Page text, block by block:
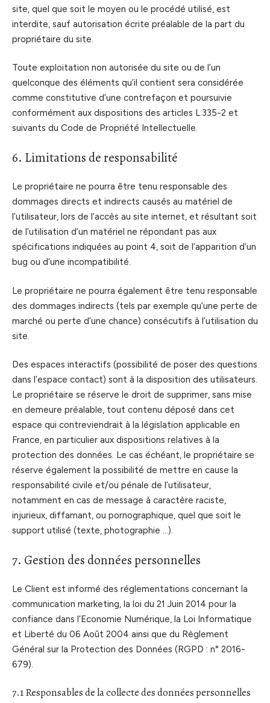
site, quel que soit le moyen ou le procédé utilisé, est
interdite, sauf autorisation écrite préalable de la part du
propriétaire du site.
Toute exploitation non autorisée du site ou de l’un
quelconque des éléments qu’il contient sera considérée
comme constitutive d’une contrefaçon et poursuivie
conformément aux dispositions des articles L.335-2 et
suivants du Code de Propriété Intellectuelle.
6. Limitations de responsabilité
Le propriétaire ne pourra être tenu responsable des
dommages directs et indirects causés au matériel de
l’utilisateur, lors de l’accès au site internet, et résultant soit
de l’utilisation d’un matériel ne répondant pas aux
spécifications indiquées au point 4, soit de l’apparition d’un
bug ou d’une incompatibilité.
Le propriétaire ne pourra également être tenu responsable
des dommages indirects (tels par exemple qu’une perte de
marché ou perte d’une chance) consécutifs à l’utilisation du
site.
Des espaces interactifs (possibilité de poser des questions
dans l’espace contact) sont à la disposition des utilisateurs.
Le propriétaire se réserve le droit de supprimer, sans mise
en demeure préalable, tout contenu déposé dans cet
espace qui contreviendrait à la législation applicable en
France, en particulier aux dispositions relatives à la
protection des données. Le cas échéant, le propriétaire se
réserve également la possibilité de mettre en cause la
responsabilité civile et/ou pénale de l’utilisateur,
notamment en cas de message à caractère raciste,
injurieux, diffamant, ou pornographique, quel que soit le
support utilisé (texte, photographie …).
7. Gestion des données personnelles
Le Client est informé des réglementations concernant la
communication marketing, la loi du 21 Juin 2014 pour la
confiance dans l’Economie Numérique, la Loi Informatique
et Liberté du 06 Août 2004 ainsi que du Règlement
Général sur la Protection des Données (RGPD : n° 2016-
679).
7.1 Responsables de la collecte des données personnelles